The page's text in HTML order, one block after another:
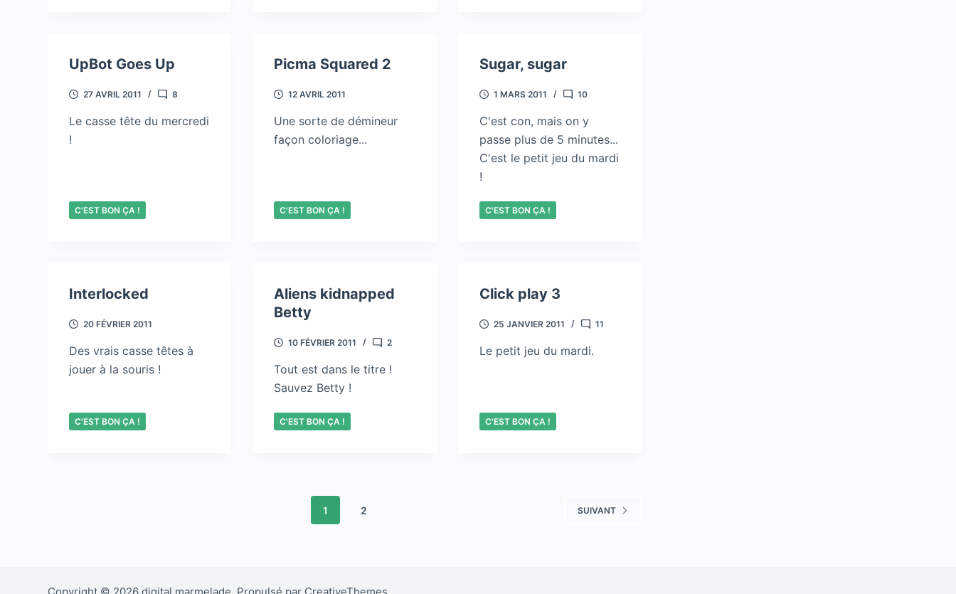
UpBot Goes Up
27 AVRIL 2011 8
Le casse tête du mercredi
!
C'EST BON ÇA !
Picma Squared 2
12 AVRIL 2011
Une sorte de démineur
façon coloriage...
C'EST BON ÇA !
Sugar, sugar
1 MARS 2011 10
C'est con, mais on y
passe plus de 5 minutes...
C'est le petit jeu du mardi
!
C'EST BON ÇA !
Interlocked
20 FÉVRIER 2011
Des vrais casse têtes à
jouer à la souris !
C'EST BON ÇA !
Aliens kidnapped
Betty
10 FÉVRIER 2011 2
Tout est dans le titre !
Sauvez Betty !
C'EST BON ÇA !
Click play 3
25 JANVIER 2011 11
Le petit jeu du mardi.
C'EST BON ÇA !
1 2 SUIVANT